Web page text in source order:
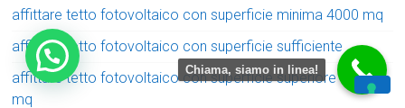
affittare tetto fotovoltaico con superficie minima 4000 mq
affittare tetto fotovoltaico con superficie sufficiente
affittare tetto fotovoltaico con superficie superiore a 4000
mq
Chiama, siamo in linea!